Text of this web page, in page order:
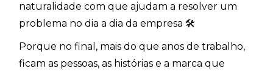
naturalidade com que ajudam a resolver um
problema no dia a dia da empresa 🛠️
Porque no final, mais do que anos de trabalho,
ficam as pessoas, as histórias e a marca que